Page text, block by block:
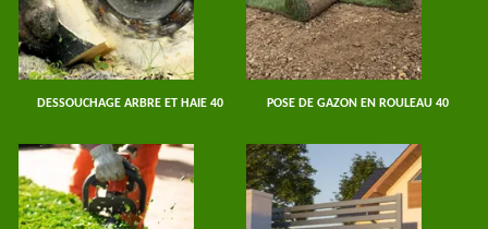
DESSOUCHAGE ARBRE ET HAIE 40 POSE DE GAZON EN ROULEAU 40